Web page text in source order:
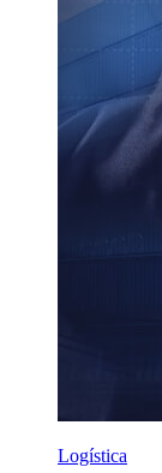
Logística